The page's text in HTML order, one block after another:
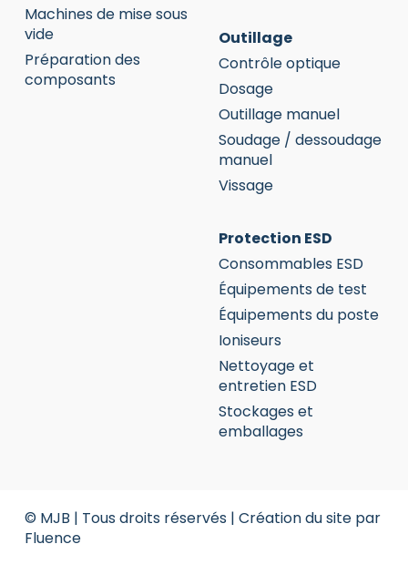
Machines de mise sous
vide
Préparation des
composants
Outillage
Contrôle optique
Dosage
Outillage manuel
Soudage / dessoudage
manuel
Vissage
Protection ESD
Consommables ESD
Équipements de test
Équipements du poste
Ioniseurs
Nettoyage et
entretien ESD
Stockages et
emballages
© MJB | Tous droits réservés | Création du site par
Fluence